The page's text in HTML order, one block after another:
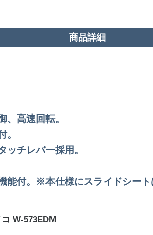
商品詳細
、高速回転。
。
ッチレバー採用。
能付。※本仕様にスライドシート
W-573EDM